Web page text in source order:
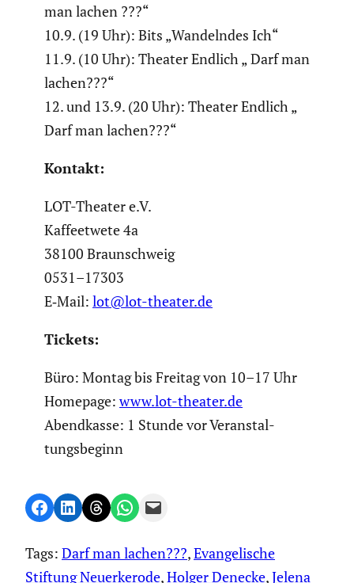
man lachen ???“
10.9. (19 Uhr): Bits „Wandelndes Ich“
11.9. (10 Uhr): Theater Endlich „ Darf man
lachen???“
12. und 13.9. (20 Uhr): Theater Endlich „
Darf man lachen???“
Kontakt:
LOT-Theater e.V.
Kaffee­t­wete 4a
38100 Braun­schweig
0531–17303
E‑Mail: lot@lot-theater.de
Tickets:
Büro: Montag bis Freitag von 10–17 Uhr
Homepage:www.lot-theater.de
Abend­kasse: 1 Stunde vor Veran­stal­
tungs­be­ginn
Share on Facebook
Share on LinkedIn
Share on Threads
Share on WhatsApp
Email this Page
Tags: Darf man lachen???, Evangelische
Stiftung Neuerkerode, Holger Denecke, Jelena